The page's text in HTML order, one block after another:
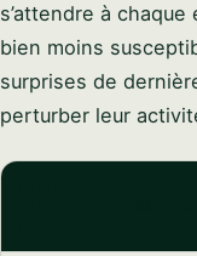
s’attendre à
bien moins
surprises de
perturber leur